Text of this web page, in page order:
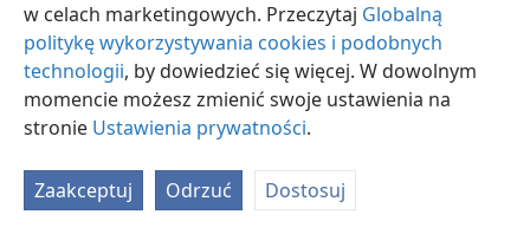
w celach marketingowych. Przeczytaj Globalną
politykę wykorzystywania cookies i podobnych
technologii, by dowiedzieć się więcej. W dowolnym
momencie możesz zmienić swoje ustawienia na
stronie Ustawienia prywatności.
Zaakceptuj Odrzuć Dostosuj